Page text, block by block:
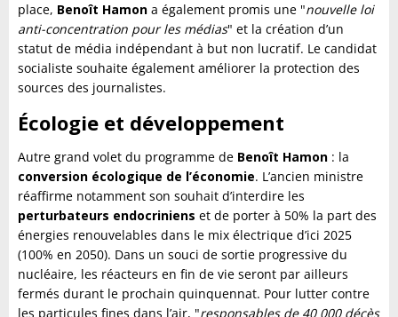
place, Benoît Hamon a également promis une "nouvelle loi
anti-concentration pour les médias" et la création d’un
statut de média indépendant à but non lucratif. Le candidat
socialiste souhaite également améliorer la protection des
sources des journalistes.
Écologie et développement
Autre grand volet du programme de Benoît Hamon : la
conversion écologique de l’économie. L’ancien ministre
réaffirme notamment son souhait d’interdire les
perturbateurs endocriniens et de porter à 50% la part des
énergies renouvelables dans le mix électrique d’ici 2025
(100% en 2050). Dans un souci de sortie progressive du
nucléaire, les réacteurs en fin de vie seront par ailleurs
fermés durant le prochain quinquennat. Pour lutter contre
les particules fines dans l’air, "responsables de 40 000 décès